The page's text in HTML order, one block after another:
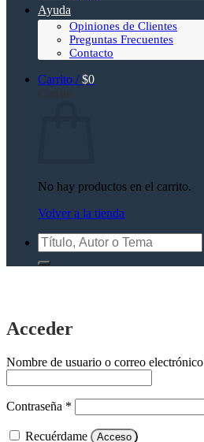
Ayuda
Opiniones de Clientes
Preguntas Frecuentes
Contacto
Carrito /$0
Carrito
No hay productos en el carrito.
Volver a la tienda
Buscar
por:
Acceder
Nombre de usuario o correo electrónico
Contraseña *
Recuérdame Acceso